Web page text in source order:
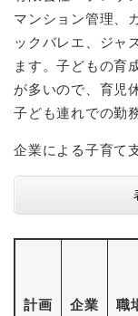
マンション管理、
ックバレエ、ジャ
ます。子どもの育
が多いので、育児
子ども連れでの勤
企業による子育て
計画
企業
職